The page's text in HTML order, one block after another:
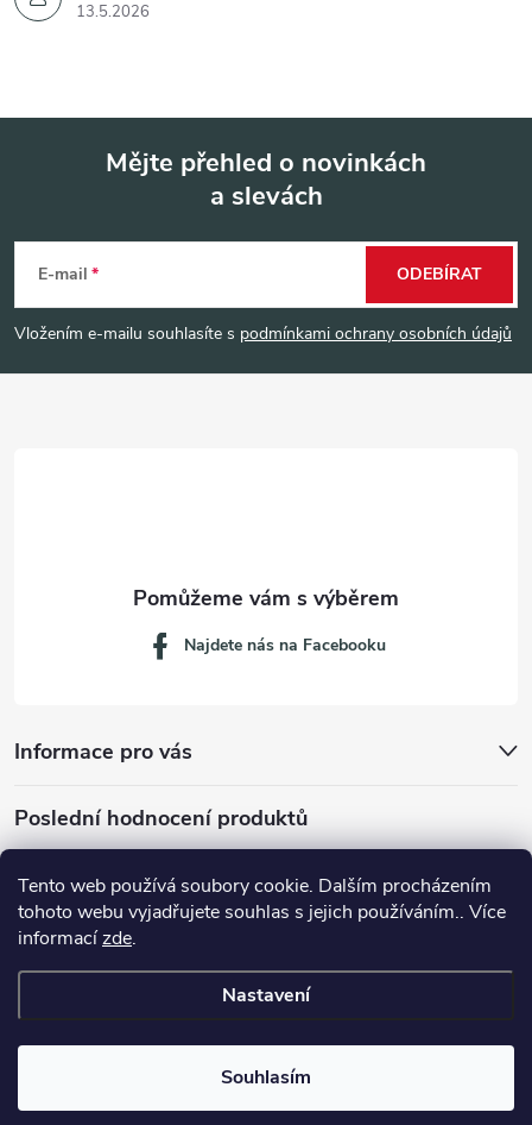
Tento web používá soubory cookie. Dalším procházením
tohoto webu vyjadřujete souhlas s jejich používáním.. Více
informacízde.
Nastavení
Souhlasím
13.5.2026
p
Mějte přehled o novinkách
a slevách
E-mail
Vložením e-mailu souhlasíte s podmínkami ochrany osobních údajů
ODEBÍRAT
Informace pro vás
Najdete nás na Facebooku
Poslední hodnocení produktů
Dávkovací lžička na mletou kávu 53132C8134
Copyright 2026JM servis. Všechna práva vyhrazena.